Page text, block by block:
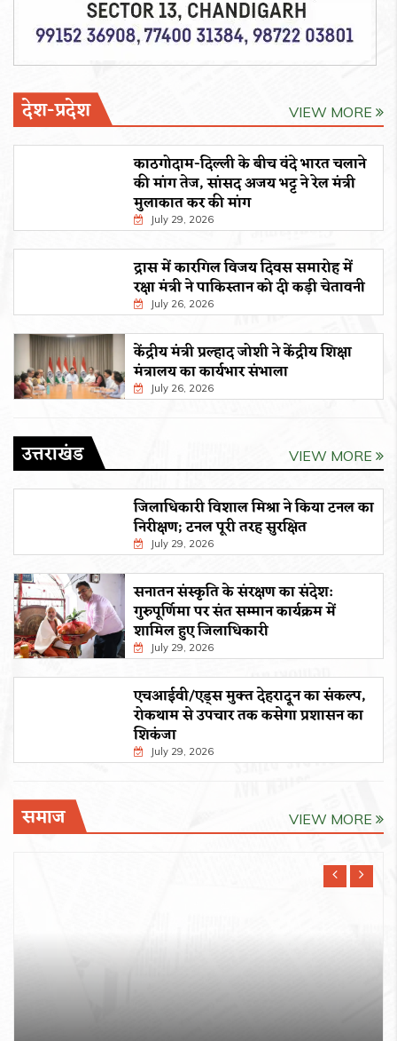
देश-प्रदेश VIEW MORE
काठगोदाम-दिल्ली के बीच वंदे भारत चलाने
की मांग तेज, सांसद अजय भट्ट ने रेल मंत्री
मुलाकात कर की मांग
July 29, 2026
द्रास में कारगिल विजय दिवस समारोह में
रक्षा मंत्री ने पाकिस्तान को दी कड़ी चेतावनी
July 26, 2026
केंद्रीय मंत्री प्रल्हाद जोशी ने केंद्रीय शिक्षा
मंत्रालय का कार्यभार संभाला
July 26, 2026
उत्तराखंड VIEW MORE
जिलाधिकारी विशाल मिश्रा ने किया टनल का
निरीक्षण; टनल पूरी तरह सुरक्षित
July 29, 2026
सनातन संस्कृति के संरक्षण का संदेश:
गुरुपूर्णिमा पर संत सम्मान कार्यक्रम में
शामिल हुए जिलाधिकारी
July 29, 2026
एचआईवी/एड्स मुक्त देहरादून का संकल्प,
रोकथाम से उपचार तक कसेगा प्रशासन का
शिकंजा
July 29, 2026
समाज VIEW MORE